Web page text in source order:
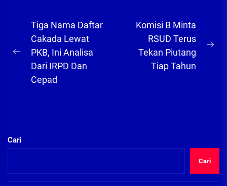
Navigasi
pos
Previous
post:
Tiga Nama Daftar
Cakada Lewat
PKB, Ini Analisa
Dari IRPD Dan
Cepad
Komisi B Minta
RSUD Terus
Tekan Piutang
Tiap Tahun
Cari
Cari